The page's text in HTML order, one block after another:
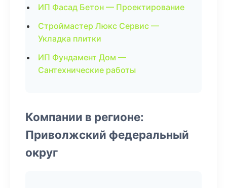
ИП Фасад Бетон — Проектирование
Строймастер Люкс Сервис —
Укладка плитки
ИП Фундамент Дом —
Сантехнические работы
Компании в регионе:
Приволжский федеральный
округ